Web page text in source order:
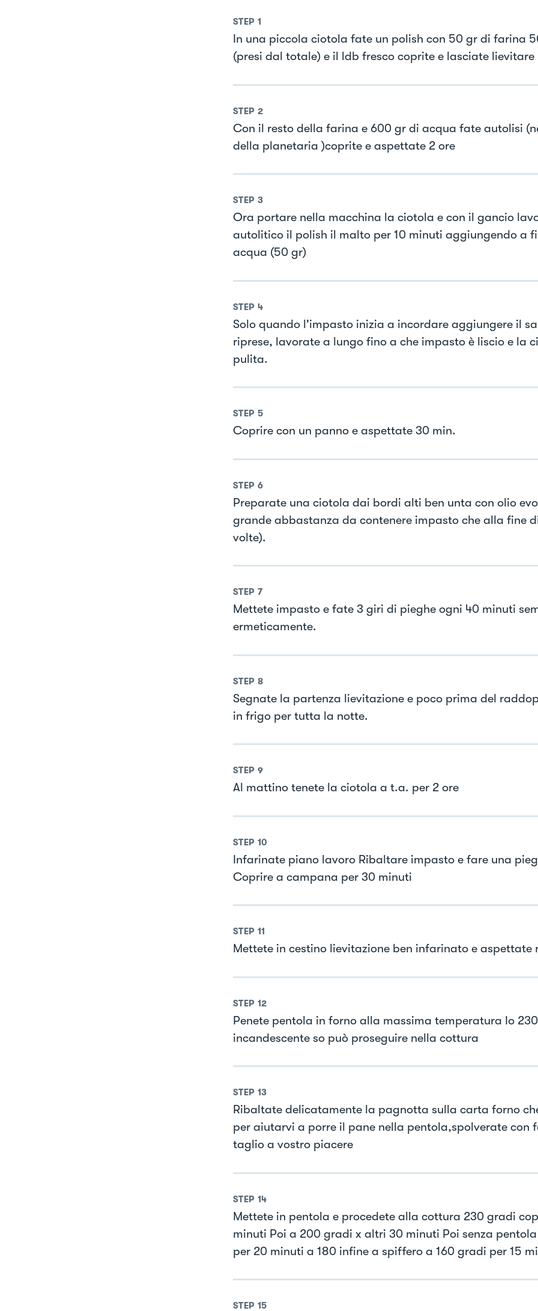
STEP 1
In una piccola ciotola fate un polish con 50 gr di farina
(presi dal totale) e il ldb fresco coprite e lasciate lievitare
STEP 2
Con il resto della farina e 600 gr di acqua fate autolisi
della planetaria )coprite e aspettate 2 ore
STEP 3
Ora portare nella macchina la ciotola e con il gancio
autolitico il polish il malto per 10 minuti aggiungendo a
acqua (50 gr)
STEP 4
Solo quando l'impasto inizia a incordare aggiungere il
riprese, lavorate a lungo fino a che impasto è liscio e la
pulita.
STEP 5
Coprire con un panno e aspettate 30 min.
STEP 6
Preparate una ciotola dai bordi alti ben unta con olio evo
grande abbastanza da contenere impasto che alla fine
volte).
STEP 7
Mettete impasto e fate 3 giri di pieghe ogni 40 minuti
ermeticamente.
STEP 8
Segnate la partenza lievitazione e poco prima del
in frigo per tutta la notte.
STEP 9
Al mattino tenete la ciotola a t.a. per 2 ore
STEP 10
Infarinate piano lavoro Ribaltare impasto e fare una
Coprire a campana per 30 minuti
STEP 11
Mettete in cestino lievitazione ben infarinato e aspettate
STEP 12
Penete pentola in forno alla massima temperatura Io
incandescente so può proseguire nella cottura
STEP 13
Ribaltate delicatamente la pagnotta sulla carta forno
per aiutarvi a porre il pane nella pentola,spolverate con
taglio a vostro piacere
STEP 14
Mettete in pentola e procedete alla cottura 230 gradi
minuti Poi a 200 gradi x altri 30 minuti Poi senza
per 20 minuti a 180 infine a spiffero a 160 gradi per 15
STEP 15